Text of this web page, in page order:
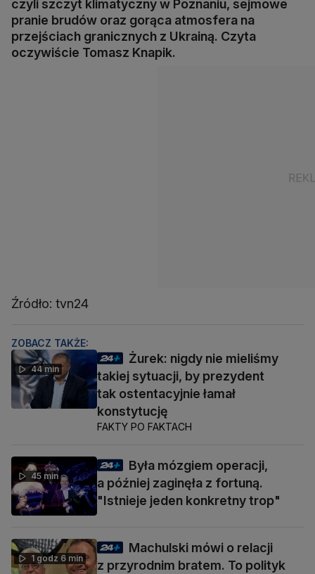
czyli szczyt klimatyczny w Poznaniu, sejmowe
pranie brudów oraz gorąca atmosfera na
przejściach granicznych z Ukrainą. Czyta
oczywiście Tomasz Knapik.
Źródło: tvn24
ZOBACZ TAKŻE:
44 min
Żurek: nigdy nie mieliśmy
takiej sytuacji, by prezydent
tak ostentacyjnie łamał
konstytucję
FAKTY PO FAKTACH
45 min
Była mózgiem operacji,
a później zaginęła z fortuną.
"Istnieje jeden konkretny trop"
1 godz 6 min
Machulski mówi o relacji
z przyrodnim bratem. To polityk